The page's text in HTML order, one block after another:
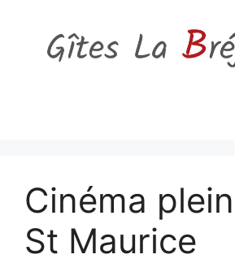
contenu
Cinéma
St Maurice